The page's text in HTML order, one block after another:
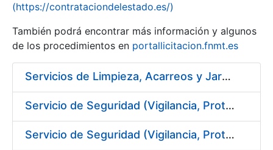
Show/Hide
(https://contrataciondelestado.es/)
También podrá encontrar más información y algunos
de los procedimientos en portallicitacion.fnmt.es
Servicios de Limpieza, Acarreos y Jardinería para la Fábrica Nacional de Moneda y Timbre – Real Casa de Moneda
Servicio de Seguridad (Vigilancia, Protección y Control) en los Centros de la FNMT-RCM en Madrid
Servicio de Seguridad (Vigilancia, Protección y Control) en los Centros de la FNMT-RCM en Burgos